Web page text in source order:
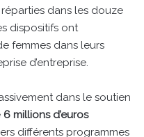
dans les douze
dispositifs ont
femmes dans leurs
d’entreprise.
dans le soutien
6 millions d’euros
différents programmes